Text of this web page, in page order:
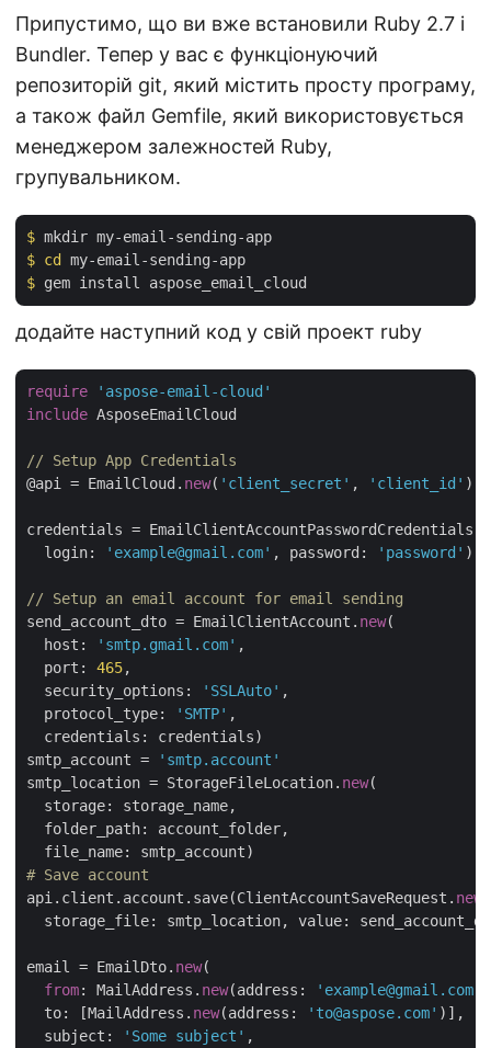
Припустимо, що ви вже встановили Ruby 2.7 і
Bundler. Тепер у вас є функціонуючий
репозиторій git, який містить просту програму,
а також файл Gemfile, який використовується
менеджером залежностей Ruby,
групувальником.
$ mkdir my-email-sending-app
$ cd
my-email-sending-app
$ gem install aspose_email_cloud
додайте наступний код у свій проект ruby
require
'aspose-email-cloud'
include AsposeEmailCloud
// Setup App Credentials
@api = EmailCloud. new( 'client_secret' , 'client_id' )
credentials = EmailClientAccountPasswordCredentials.
  login:
'example@gmail.com' , password: 'password' )
// Setup an email account for email sending
send_account_dto = EmailClientAccount. new(
  host:
'smtp.gmail.com' ,
  port:
465,
  security_options:
'SSLAuto' ,
  protocol_type:
'SMTP' ,
  credentials: credentials)
smtp_account =
'smtp.account'
smtp_location = StorageFileLocation. new(
  storage: storage_name,
  folder_path: account_folder,
# Save account
api.client.account.save(ClientAccountSaveRequest. new
storage_file: smtp_location, value:
email = EmailDto. new(
from: MailAddress. new(address: 'example@gmail.com'
  to: [MailAddress.
new(address: 'to@aspose.com' )],
  subject:
'Some subject' ,